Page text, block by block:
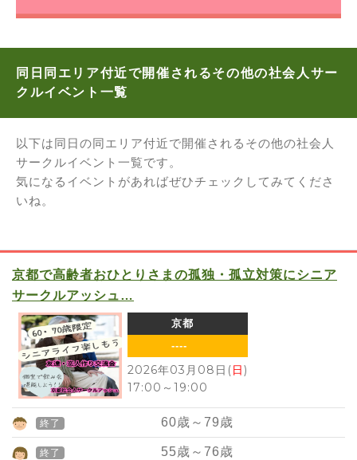
同日同エリア付近で開催されるその他の社会人サー
クルイベント一覧
以下は同日の同エリア付近で開催されるその他の社会人
サークルイベント一覧です。
気になるイベントがあればぜひチェックしてみてくださ
いね。
京都で高齢者おひとりさまの孤独・孤立対策にシニア
サークルアッシュ…
京都
----
2026年03月08日(日)
17:00 ～ 19:00
終了 60歳～79歳
終了 55歳～76歳